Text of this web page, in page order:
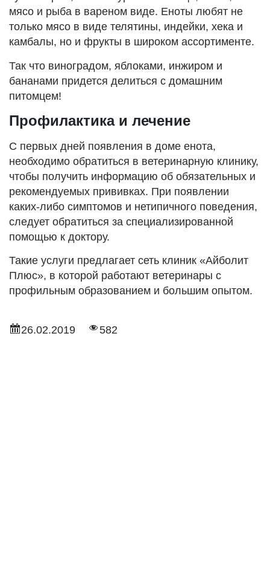
мясо и рыба в вареном виде. Еноты любят не
только мясо в виде телятины, индейки, хека и
камбалы, но и фрукты в широком ассортименте.
Так что виноградом, яблоками, инжиром и
бананами придется делиться с домашним
питомцем!
Профилактика и лечение
С первых дней появления в доме енота,
необходимо обратиться в ветеринарную клинику,
чтобы получить информацию об обязательных и
рекомендуемых прививках. При появлении
каких-либо симптомов и нетипичного поведения,
следует обратиться за специализированной
помощью к доктору.
Такие услуги предлагает сеть клиник «Айболит
Плюс», в которой работают ветеринары с
профильным образованием и большим опытом.
26.02.2019 582